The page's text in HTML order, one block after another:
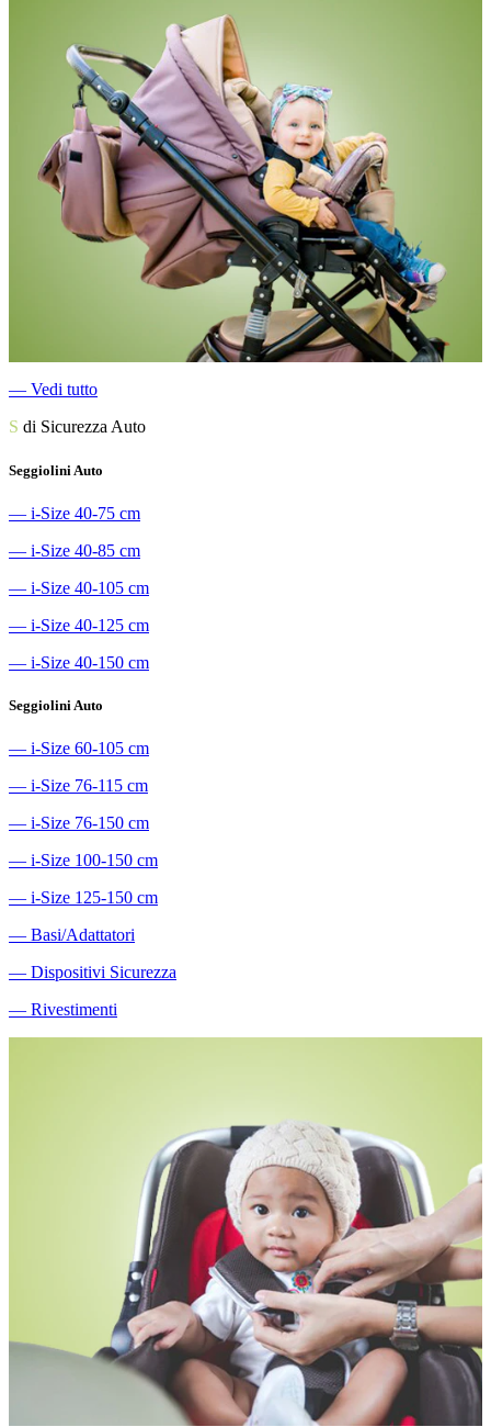
― Vedi tutto
S di Sicurezza Auto
Seggiolini Auto
― i-Size 40-75 cm
― i-Size 40-85 cm
― i-Size 40-105 cm
― i-Size 40-125 cm
― i-Size 40-150 cm
Seggiolini Auto
― i-Size 60-105 cm
― i-Size 76-115 cm
― i-Size 76-150 cm
― i-Size 100-150 cm
― i-Size 125-150 cm
― Basi/Adattatori
― Dispositivi Sicurezza
― Rivestimenti